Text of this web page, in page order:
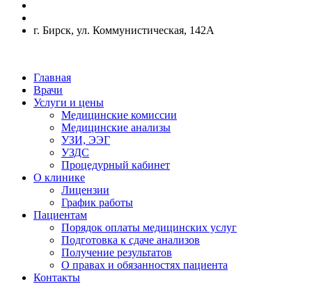
г. Бирск, ул. Коммунистическая, 142А
Главная
Врачи
Услуги и цены
Медицинские комиссии
Медицинские анализы
УЗИ, ЭЭГ
УЗДС
Процедурный кабинет
О клинике
Лицензии
График работы
Пациентам
Порядок оплаты медицинских услуг
Подготовка к сдаче анализов
Получение результатов
О правах и обязанностях пациента
Контакты